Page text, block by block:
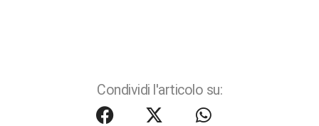
Condividi l'articolo su: